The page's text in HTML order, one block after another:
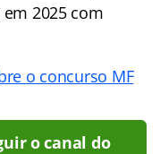
2025 com
o concurso MF
o canal do